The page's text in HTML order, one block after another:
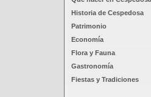
Historia de Cespedosa
Patrimonio
Economía
Flora y Fauna
Gastronomía
Fiestas y Tradiciones